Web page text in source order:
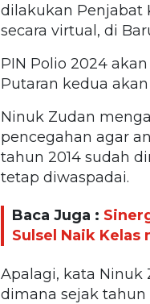
dilakukan Penjabat
secara virtual, di
PIN Polio 2024
Putaran kedua
Ninuk Zudan
pencegahan agar
tahun 2014 sudah
tetap diwaspadai.
Baca Juga :
Sulsel Naik Kelas
Apalagi, kata Ninuk
dimana sejak tahun